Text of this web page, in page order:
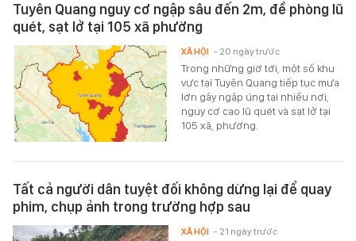
Tuyên Quang nguy cơ ngập sâu đến 2m, đề phòng lũ
quét, sạt lở tại 105 xã phường
Trong những giờ tới, một số khu
vực tại Tuyên Quang tiếp tục mưa
lớn gây ngập úng tại nhiều nơi,
nguy cơ cao lũ quét và sạt lở tại
105 xã, phường.
XÃ HỘI - 20 ngày trước
Tất cả người dân tuyệt đối không dừng lại để quay
phim, chụp ảnh trong trường hợp sau
XÃ HỘI - 21 ngày trước